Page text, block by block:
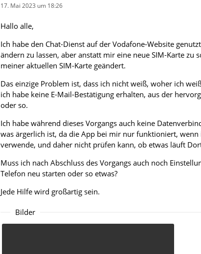
17. Mai 2023 um 18:26
Hallo alle,
Ich habe den Chat-Dienst auf der Vodafone-Website
ändern zu lassen, aber anstatt mir eine neue SIM-Karte zu
meiner aktuellen SIM-Karte geändert.
Das einzige Problem ist, dass ich nicht weiß, woher ich
ich habe keine E-Mail-Bestätigung erhalten, aus der
oder so.
Ich habe während dieses Vorgangs auch keine
was ärgerlich ist, da die App bei mir nur funktioniert, wenn
verwende, und daher nicht prüfen kann, ob etwas läuft
Muss ich nach Abschluss des Vorgangs auch noch
Telefon neu starten oder so etwas?
Jede Hilfe wird großartig sein.
Bilder